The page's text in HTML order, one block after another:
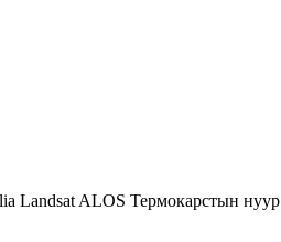
Landsat ALOS Термокарстын нуур